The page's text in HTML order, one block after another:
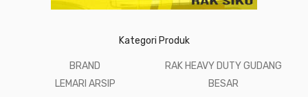
Kategori Produk
BRAND
LEMARI ARSIP
RAK HEAVY DUTY GUDANG
BESAR